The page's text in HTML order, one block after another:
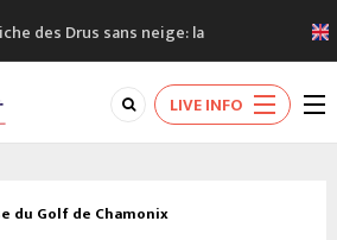
des Drus sans neige: la
en haute montagne
raisons pour visiter le nouveau
du Mont-Blanc
en montagne: 3 personnes sont
ouvre un nouveau magasin de course
LIVE INFO
du Golf de Chamonix